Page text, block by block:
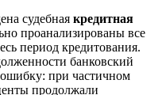
судебная кредитная
проанализированы все
период кредитования.
банковский
при частичном
продолжали